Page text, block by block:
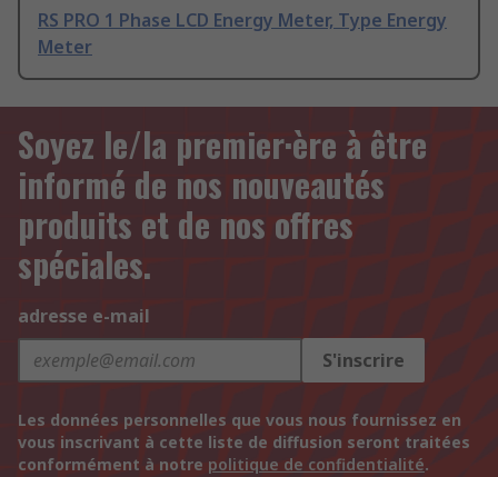
RS PRO 1 Phase LCD Energy Meter, Type Energy
Meter
Soyez le/la premier·ère à être
informé de nos nouveautés
produits et de nos offres
spéciales.
adresse e-mail
S'inscrire
Les données personnelles que vous nous fournissez en
vous inscrivant à cette liste de diffusion seront traitées
conformément à notre politique de confidentialité.